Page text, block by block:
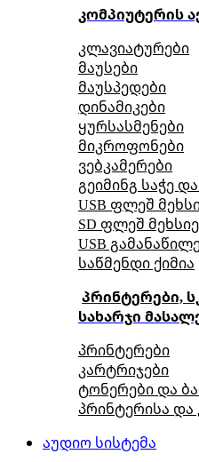
კომპიუტერის
კლავიატურები
მაუსები
მაუსპედები
დინამიკები
ყურსასმენები
მიკროფონები
ვებკამერები
გეიმინგ საჭე
USB ფლეშ
SD ფლეშ
USB
საწმენდი ქიმია
პრინტერები,
სახარჯი
პრინტერები
კარტრიჯები
ტონერები და
პრინტერისა და
აუდიო სისტემა